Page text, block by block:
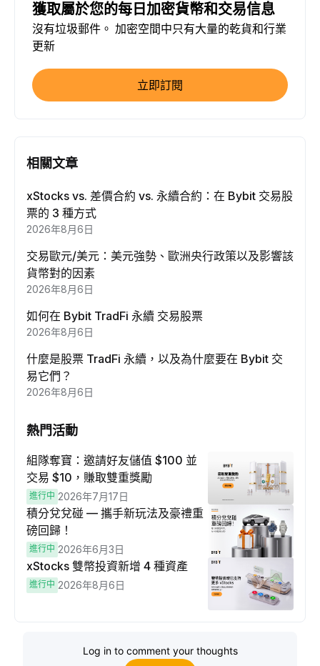
獲取屬於您的每日加密貨幣和交易信息
沒有垃圾郵件。 加密空間中只有大量的乾貨和行業
更新
立即訂閱
相關文章
xStocks vs. 差價合約 vs. 永續合約：在 Bybit 交易股
票的 3 種方式
2026年8月6日
交易歐元/美元：美元強勢、歐洲央行政策以及影響該
貨幣對的因素
2026年8月6日
如何在 Bybit TradFi 永續 交易股票
2026年8月6日
什麼是股票 TradFi 永續，以及為什麼要在 Bybit 交
易它們？
2026年8月6日
熱門活動
組隊奪寶：邀請好友儲值 $100 並
交易 $10，賺取雙重獎勵
進行中 2026年7月17日
積分兌兌碰 — 攜手新玩法及豪禮重
磅回歸！
進行中 2026年6月3日
xStocks 雙幣投資新增 4 種資產
進行中 2026年8月6日
Log in to comment your thoughts